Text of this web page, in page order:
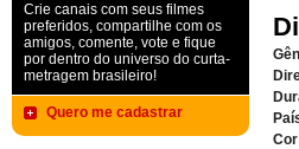
Crie canais com seus filmes
preferidos, compartilhe com os
amigos, comente, vote e fique
por dentro do universo do curta-
metragem brasileiro!
Quero me cadastrar